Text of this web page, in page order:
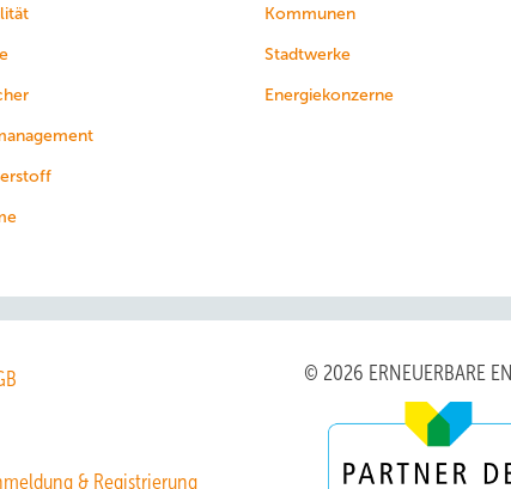
Kommunen
Stadtwerke
Energiekonzerne
& Registrierung
© 2026 ERNEUERBARE